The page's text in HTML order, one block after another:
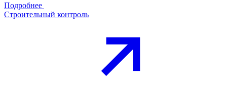
Подробнее
Строительный контроль